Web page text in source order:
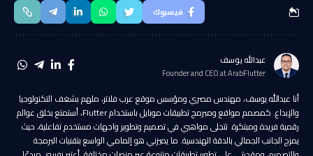
فيسبوك
عبدالله يوسف
Founder and CEO at ArabFlutter
أنا عبدالله يوسف، مهندس مصري ومؤسس موقع عرب فلاتر، ملهم بشغف التكنولوجيا
والإبداع. كمصمم مواقع ومبرمج تطبيقات موبايل باستخدام Flutter، أستمتع بخلق عوالم
رقمية فريدة ومبتكرة. تتجلى مواهبي في تصميم وتطوير واجهات مستخدم تفاعلية، حيث
يمزج الجانب الجمالي بالدقة الهندسية. ما يميزني هو إلمامي الواسع بتقنيات البرمجة